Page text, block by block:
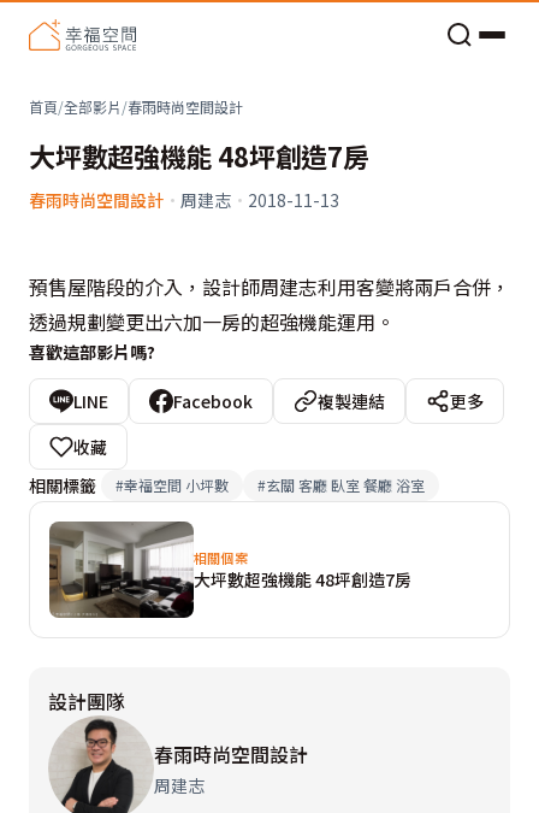
首頁/全部影片/春雨時尚空間設計
大坪數超強機能 48坪創造7房
春雨時尚空間設計 · 周建志 · 2018-11-13
預售屋階段的介入，設計師周建志利用客變將兩戶合併，
透過規劃變更出六加一房的超強機能運用。
喜歡這部影片嗎?
LINE Facebook 複製連結
更多
收藏
相關標籤
#幸福空間 小坪數 #玄關 客廳 臥室 餐廳 浴室
相關個案
大坪數超強機能 48坪創造7房
設計團隊
春雨時尚空間設計
周建志